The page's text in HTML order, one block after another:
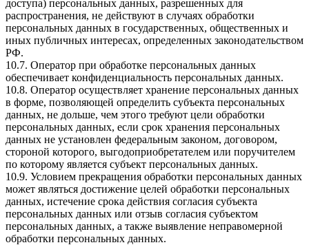
доступа) персональных данных, разрешенных для
распространения, не действуют в случаях обработки
персональных данных в государственных, общественных и
иных публичных интересах, определенных законодательством
РФ.
10.7. Оператор при обработке персональных данных
обеспечивает конфиденциальность персональных данных.
10.8. Оператор осуществляет хранение персональных данных
в форме, позволяющей определить субъекта персональных
данных, не дольше, чем этого требуют цели обработки
персональных данных, если срок хранения персональных
данных не установлен федеральным законом, договором,
стороной которого, выгодоприобретателем или поручителем
по которому является субъект персональных данных.
10.9. Условием прекращения обработки персональных данных
может являться достижение целей обработки персональных
данных, истечение срока действия согласия субъекта
персональных данных или отзыв согласия субъектом
персональных данных, а также выявление неправомерной
обработки персональных данных.